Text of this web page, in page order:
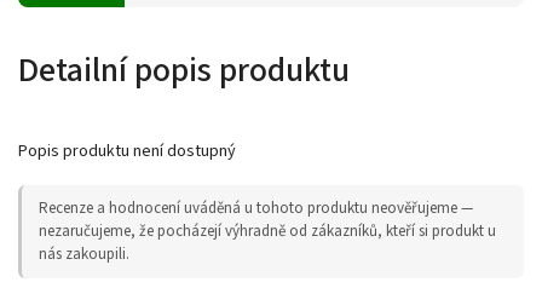
Detailní popis produktu
Popis produktu není dostupný
Recenze a hodnocení uváděná u tohoto produktu neověřujeme —
nezaručujeme, že pocházejí výhradně od zákazníků, kteří si produkt u
nás zakoupili.